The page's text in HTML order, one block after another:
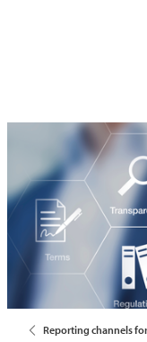
Reporting channels